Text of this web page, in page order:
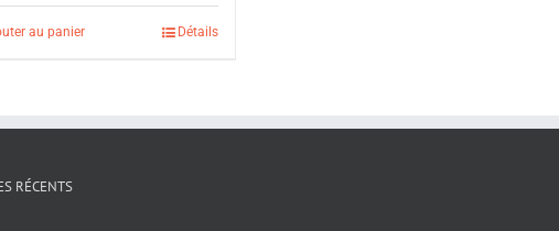
au panier Détails
RÉCENTS